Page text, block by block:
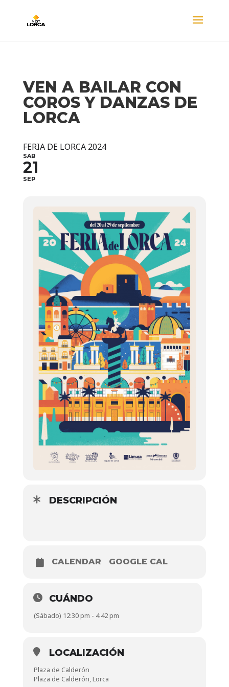
VEN A BAILAR CON
COROS Y DANZAS DE
LORCA
FERIA DE LORCA 2024
SAB
21
SEP
DESCRIPCIÓN
CALENDAR GOOGLE CAL
CUÁNDO
(Sábado) 12:30 pm - 4:42 pm
LOCALIZACIÓN
Plaza de Calderón
Plaza de Calderón, Lorca